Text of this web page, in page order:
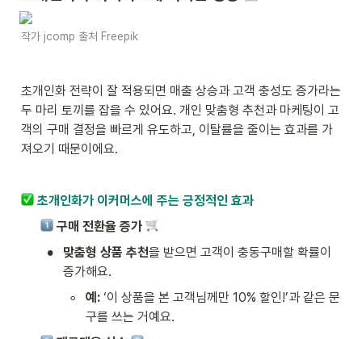
작가 jcomp 출처 Freepik
초개인화 전략이 잘 적용되면 매출 상승과 고객 충성도 증가라는
두 마리 토끼를 잡을 수 있어요. 개인 맞춤형 추천과 마케팅이 고
객의 구매 결정을 빠르게 유도하고, 이탈률을 줄이는 효과를 가
져오기 때문이에요.
초개인화가 이커머스에 주는 긍정적인 효과
구매 전환율 증가
• 맞춤형 상품 추천을 받으면 고객이 충동구매할 확률이
증가해요.
◦ 예: ‘이 상품을 본 고객님께만 10% 할인!’과 같은 문
구를 쓰는 거예요.